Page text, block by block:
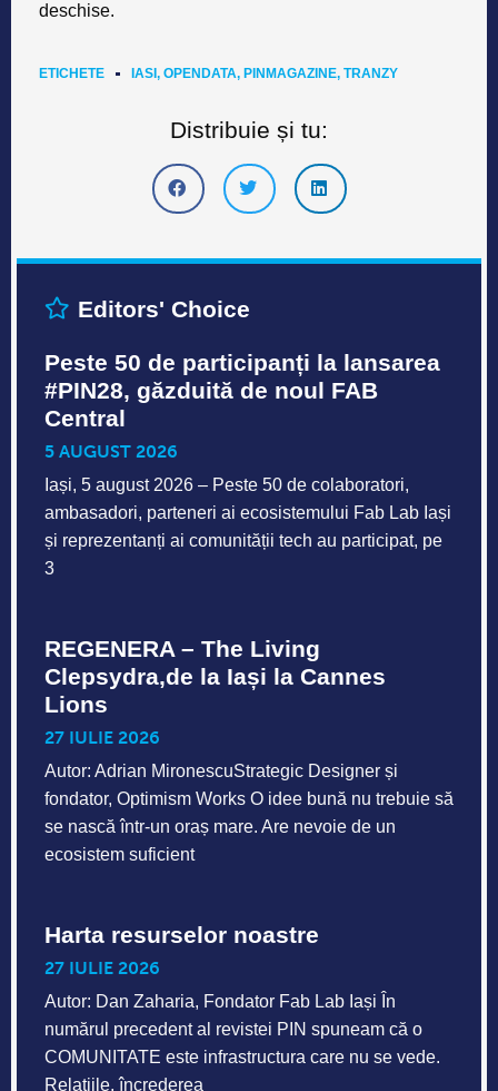
deschise.
ETICHETE IASI, OPENDATA, PINMAGAZINE, TRANZY
Distribuie și tu:
Editors' Choice
Peste 50 de participanți la lansarea
#PIN28, găzduită de noul FAB
Central
5 AUGUST 2026
Iași, 5 august 2026 – Peste 50 de colaboratori,
ambasadori, parteneri ai ecosistemului Fab Lab Iași
și reprezentanți ai comunității tech au participat, pe
3
REGENERA – The Living
Clepsydra,de la Iași la Cannes
Lions
27 IULIE 2026
Autor: Adrian MironescuStrategic Designer și
fondator, Optimism Works O idee bună nu trebuie să
se nască într-un oraș mare. Are nevoie de un
ecosistem suficient
Harta resurselor noastre
27 IULIE 2026
Autor: Dan Zaharia, Fondator Fab Lab Iași În
numărul precedent al revistei PIN spuneam că o
COMUNITATE este infrastructura care nu se vede.
Relațiile, încrederea